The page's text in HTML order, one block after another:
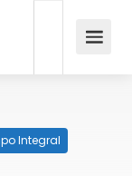
Integral